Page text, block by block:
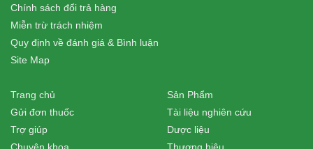
Chính sách đổi trả hàng
Miễn trừ trách nhiệm
Quy định về đánh giá & Bình luận
Site Map
Trang chủ
Gửi đơn thuốc
Trợ giúp
Sản Phẩm
Tài liệu nghiên cứu
Dược liệu